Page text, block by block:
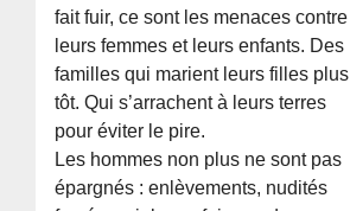
fait fuir, ce sont les menaces contre
leurs femmes et leurs enfants. Des
familles qui marient leurs filles plus
tôt. Qui s’arrachent à leurs terres
pour éviter le pire.
Les hommes non plus ne sont pas
épargnés : enlèvements, nudités